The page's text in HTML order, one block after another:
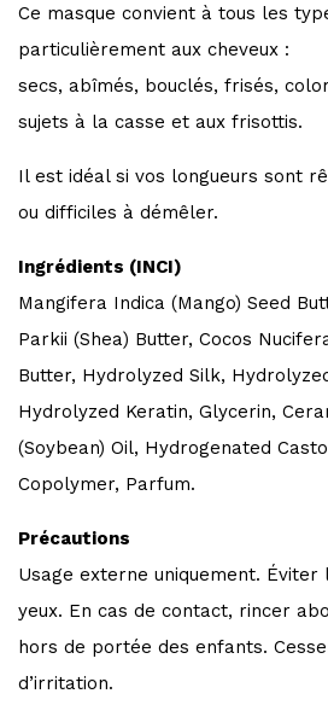
Ce masque convient à tous les
particulièrement aux cheveux :
secs, abîmés, bouclés, frisés,
sujets à la casse et aux frisottis.
Il est idéal si vos longueurs sont
ou difficiles à démêler.
Ingrédients (INCI)
Mangifera Indica (Mango) Seed
Parkii (Shea) Butter, Cocos
Butter, Hydrolyzed Silk,
Hydrolyzed Keratin, Glycerin,
(Soybean) Oil, Hydrogenated
Copolymer, Parfum.
Précautions
Usage externe uniquement.
yeux. En cas de contact, rincer
hors de portée des enfants.
d’irritation.